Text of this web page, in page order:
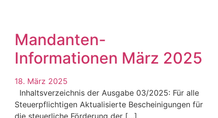
Mandanten-
Informationen März 2025
18. März 2025
Inhaltsverzeichnis der Ausgabe 03/2025: Für alle
Steuerpflichtigen Aktualisierte Bescheinigungen für
die steuerliche Förderung der […]